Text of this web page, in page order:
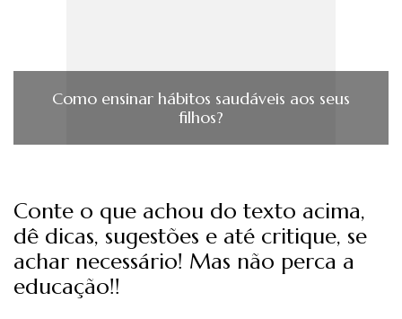
Como ensinar hábitos saudáveis aos seus
filhos?
Conte o que achou do texto acima,
dê dicas, sugestões e até critique, se
achar necessário! Mas não perca a
educação!!